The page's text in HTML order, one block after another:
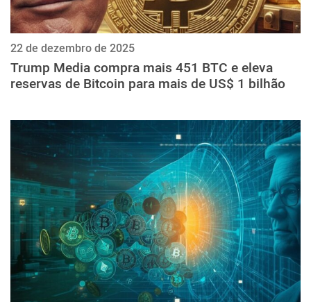
22 de dezembro de 2025
Trump Media compra mais 451 BTC e eleva
reservas de Bitcoin para mais de US$ 1 bilhão